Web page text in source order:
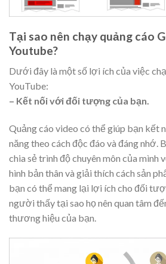
Tại sao nên chạy quảng cáo
Youtube?
Dưới đây là một số lợi ích của việc
YouTube:
– Kết nối với đối tượng của bạn.
Quảng cáo video có thể giúp bạn kết
năng theo cách độc đáo và đáng nhớ.
chia sẻ trình độ chuyên môn của
hình bản thân và giải thích cách sản
bạn có thể mang lại lợi ích cho đối
người thấy tại sao họ nên quan tâm
thương hiệu của bạn.